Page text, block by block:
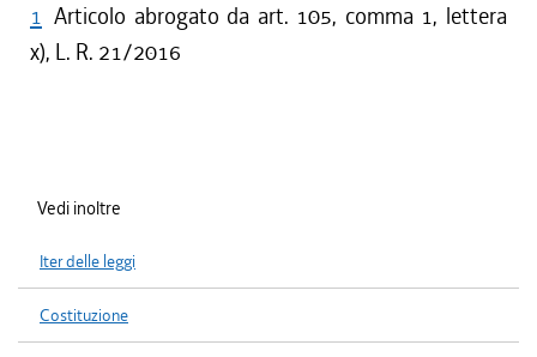
1 Articolo abrogato da art. 105, comma 1, lettera
x), L. R. 21/2016
Vedi inoltre
Iter delle leggi
Costituzione